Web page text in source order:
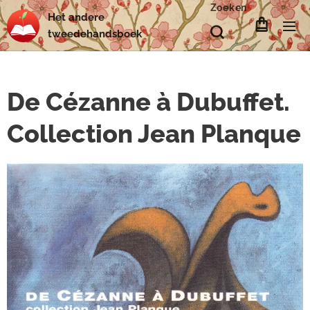
Hetandere
tweedehandsboek
Zoeken
De Cézanne à Dubuffet.
Collection Jean Planque